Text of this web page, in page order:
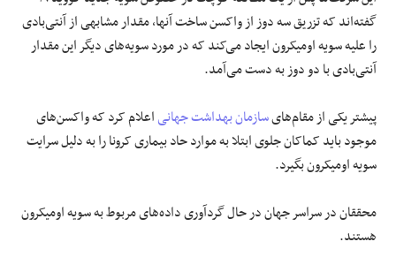
گفته‌اند که تزریق سه دوز از واکسن ساخت آنها، مقدار مشابهی از آنتی‌بادی‌
را علیه سویه اومیکرون ایجاد می‌کند که در مورد سویه‌های دیگر این مقدار
آنتی‌بادی با دو دوز به دست می‌آمد.
پیشتر یکی از مقام‌هایسازمان بهداشت جهانیاعلام کرد که واکسن‌های
موجود باید کماکان جلوی ابتلا به موارد حاد بیماری کرونا را به دلیل سرایت
سویه اومیکرون بگیرد.
محققان در سراسر جهان در حال گردآوری داده‌های مربوط به سویه اومیکرون
هستند.